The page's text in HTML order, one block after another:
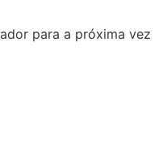
para a próxima vez